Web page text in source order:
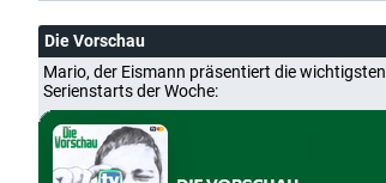
Die Vorschau
Mario, der Eismann präsentiert die wichtigsten
Serienstarts der Woche: